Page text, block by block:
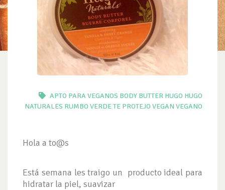
APTO PARA VEGANOS BODY BUTTER HUGO HUGO
NATURALES RUMBO VERDETE PROTEJO VEGAN VEGANO
Hola a to@s
Está semana les traigo un producto ideal para
hidratar la piel, suavizar